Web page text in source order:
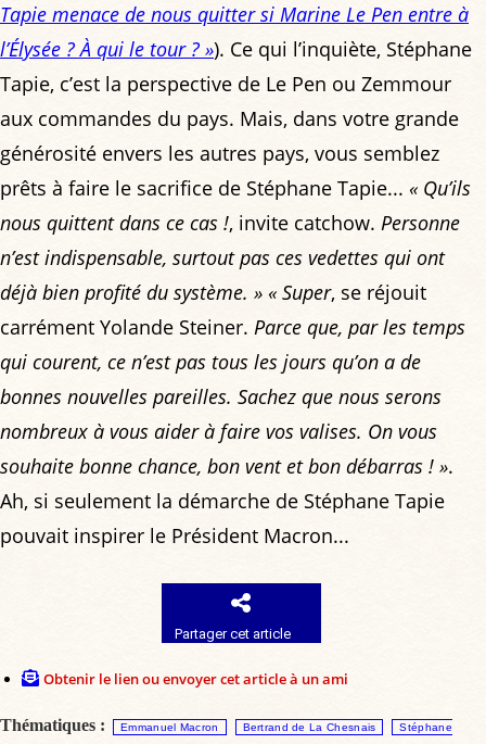
Tapie menace de nous quitter si Marine Le Pen entre à
l’Élysée ? À qui le tour ? »). Ce qui l’inquiète, Stéphane
Tapie, c’est la perspective de Le Pen ou Zemmour
aux commandes du pays. Mais, dans votre grande
générosité envers les autres pays, vous semblez
prêts à faire le sacrifice de Stéphane Tapie... « Qu’ils
nous quittent dans ce cas !, invite catchow. Personne
n’est indispensable, surtout pas ces vedettes qui ont
déjà bien profité du système. » « Super, se réjouit
carrément Yolande Steiner. Parce que, par les temps
qui courent, ce n’est pas tous les jours qu’on a de
bonnes nouvelles pareilles. Sachez que nous serons
nombreux à vous aider à faire vos valises. On vous
souhaite bonne chance, bon vent et bon débarras ! ».
Ah, si seulement la démarche de Stéphane Tapie
pouvait inspirer le Président Macron...
Partager cet article
Obtenir le lien ou envoyer cet article à un ami
Thématiques : Emmanuel Macron Bertrand de La Chesnais Stéphane